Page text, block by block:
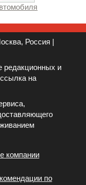
Россия |
редакционных и
на
компании